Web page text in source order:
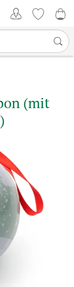
(mit